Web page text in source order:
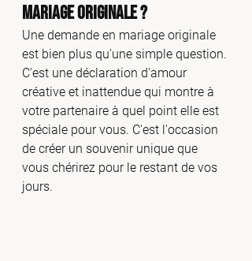
Mariage Originale ?
Une demande en mariage originale
est bien plus qu'une simple question.
C'est une déclaration d'amour
créative et inattendue qui montre à
votre partenaire à quel point elle est
spéciale pour vous. C'est l'occasion
de créer un souvenir unique que
vous chérirez pour le restant de vos
jours.